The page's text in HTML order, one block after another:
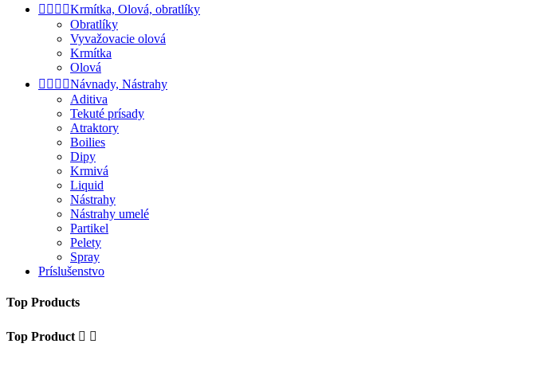
   Krmítka, Olová, obratlíky
Obratlíky
Vyvažovacie olová
Krmítka
Olová
   Návnady, Nástrahy
Aditiva
Tekuté prísady
Atraktory
Boilies
Dipy
Krmivá
Liquid
Nástrahy
Nástrahy umelé
Partikel
Pelety
Spray
Príslušenstvo
Top Products
Top Product  